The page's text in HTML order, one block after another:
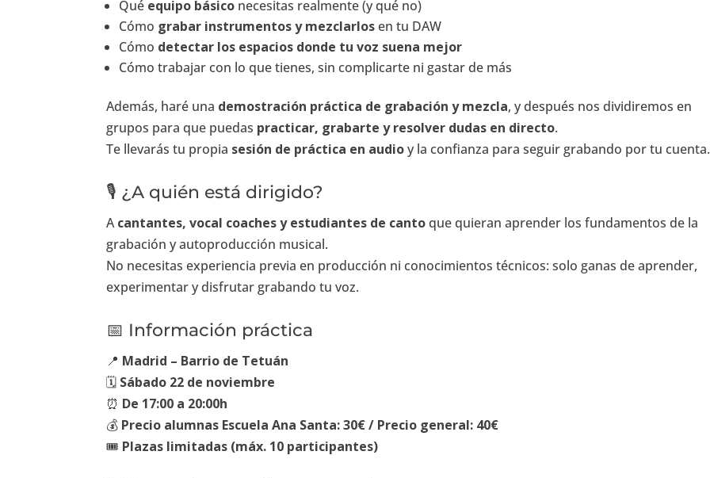
Qué equipo básico necesitas realmente (y qué no)
Cómo grabar instrumentos y mezclarlos en tu DAW
Cómo detectar los espacios donde tu voz suena mejor
Cómo trabajar con lo que tienes, sin complicarte ni gastar de más
Además, haré una demostración práctica de grabación y mezcla, y después nos dividiremos en
grupos para que puedas practicar, grabarte y resolver dudas en directo.
Te llevarás tu propia sesión de práctica en audioy la confianza para seguir grabando por tu cuenta.
🎙️ ¿A quién está dirigido?
Acantantes, vocal coaches y estudiantes de cantoque quieran aprender los fundamentos de la
grabación y autoproducción musical.
No necesitas experiencia previa en producción ni conocimientos técnicos: solo ganas de aprender,
experimentar y disfrutar grabando tu voz.
📅 Información práctica
📍 Madrid – Barrio de Tetuán
🗓️ Sábado 22 de noviembre
⏰ De 17:00 a 20:00h
💰 Precio alumnas Escuela Ana Santa: 30€ / Precio general: 40€
🎟️ Plazas limitadas (máx. 10 participantes)